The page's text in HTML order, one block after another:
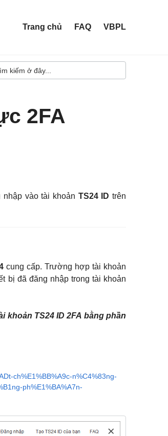
Trang chủ FAQ VBPL
2FA
vào tài khoản TS24 ID trên
cung cấp. Trường hợp tài khoản
bị đã đăng nhập trong tài khoản
khoản TS24 ID 2FA bằng phần
ch%E1%BB%A9c-n%C4%83ng-
ph%E1%BA%A7n-